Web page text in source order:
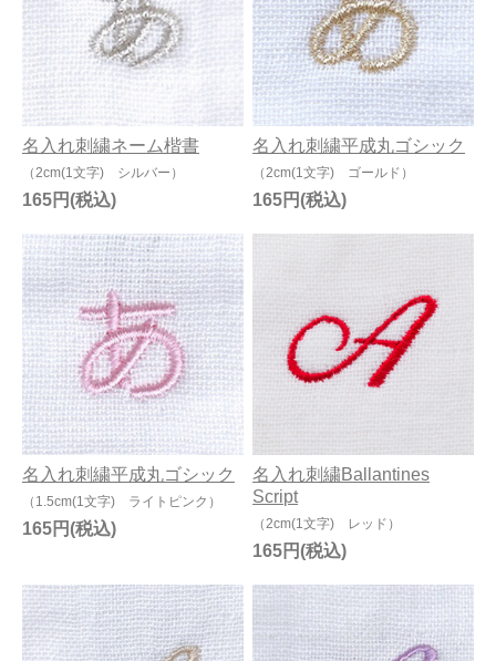
名入れ刺繍ネーム楷書
（2cm(1文字) シルバー）
165円
名入れ刺繍平成丸ゴシック
（2cm(1文字) ゴールド）
165円
名入れ刺繍平成丸ゴシック
（1.5cm(1文字) ライトピンク）
165円
名入れ刺繍Ballantines
Script
（2cm(1文字) レッド）
165円